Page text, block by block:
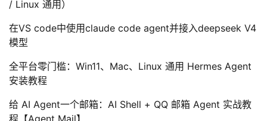
/ Linux 通用）
在VS code中使用claude code agent并接入deepseek V4
模型
全平台零门槛：Win11、Mac、Linux 通用 Hermes Agent
安装教程
给 AI Agent一个邮箱：AI Shell + QQ 邮箱 Agent 实战教